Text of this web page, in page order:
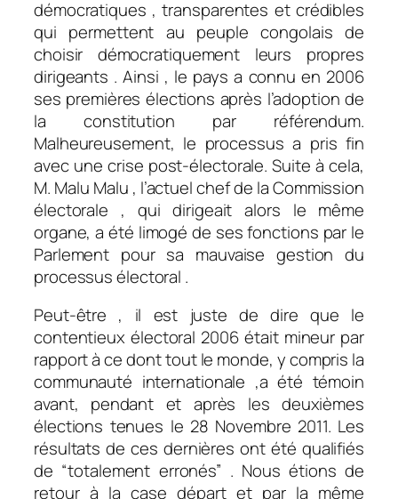
démocratiques , transparentes et crédibles
qui permettent au peuple congolais de
choisir démocratiquement leurs propres
dirigeants . Ainsi , le pays a connu en 2006
ses premières élections après l’adoption de
la constitution par référendum.
Malheureusement, le processus a pris fin
avec une crise post-électorale. Suite à cela,
M. Malu Malu , l’actuel chef de la Commission
électorale , qui dirigeait alors le même
organe, a été limogé de ses fonctions par le
Parlement pour sa mauvaise gestion du
processus électoral .
Peut-être , il est juste de dire que le
contentieux électoral 2006 était mineur par
rapport à ce dont tout le monde, y compris la
communauté internationale ,a été témoin
avant, pendant et après les deuxièmes
élections tenues le 28 Novembre 2011. Les
résultats de ces dernières ont été qualifiés
de “totalement erronés” . Nous étions de
retour à la case départ et par la même